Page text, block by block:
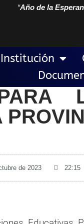
“Año de la
Institución
de 2023 22:15